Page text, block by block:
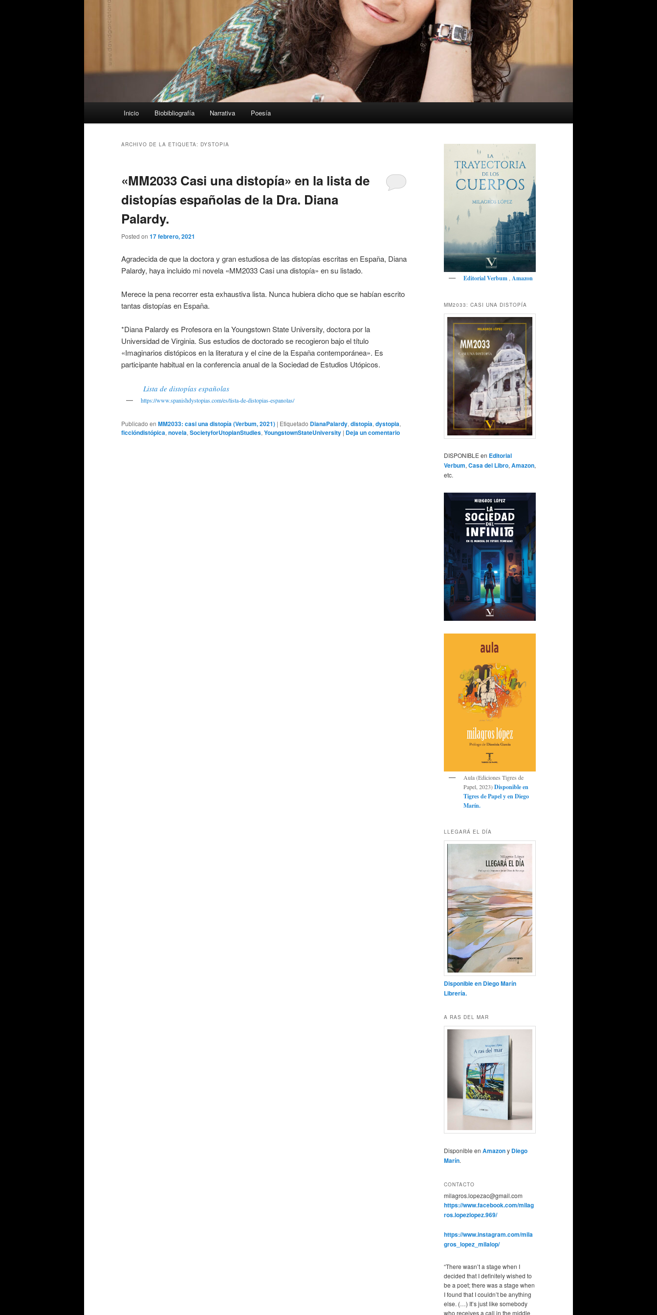
Inicio Biobibliografía Narrativa Poesía
ARCHIVO DE LA ETIQUETA: DYSTOPIA
«MM2033 Casi una distopía» en la lista de
distopías españolas de la Dra. Diana
Palardy.
Posted on 17 febrero, 2021
Agradecida de que la doctora y gran estudiosa de las distopías escritas en España, Diana
Palardy, haya incluido mi novela «MM2033 Casi una distopía» en su listado.
Merece la pena recorrer esta exhaustiva lista. Nunca hubiera dicho que se habían escrito
tantas distopías en España.
*Diana Palardy es Profesora en la Youngstown State University, doctora por la
Universidad de Virginia. Sus estudios de doctorado se recogieron bajo el título
«Imaginarios distópicos en la literatura y el cine de la España contemporánea». Es
participante habitual en la conferencia anual de la Sociedad de Estudios Utópicos.
Lista de distopías españolas
https://www.spanishdystopias.com/es/lista-de-distopias-espanolas/
Publicado en MM2033: casi una distopía (Verbum, 2021) | Etiquetado DianaPalardy, distopía, dystopia,
ficcióndistópica, novela, SocietyforUtopianStudies, YoungstownStateUniversity | Deja un comentario
Editorial Verbum,Amazon
MM2033: CASI UNA DISTOPÍA
DISPONIBLE en Editorial
Verbum, Casa del Libro, Amazon,
etc.
Aula (Ediciones Tigres de
Papel, 2023)Disponible en
Tigres de Papely enDiego
Marín.
LLEGARÁ EL DÍA
Disponible en Diego Marín
Librería.
A RAS DEL MAR
Disponible en Amazony Diego
Marín.
CONTACTO
milagros.lopezac@gmail.com
https://www.facebook.com/milag
ros.lopezlopez.969/
https://www.instagram.com/mila
gros_lopez_milalop/
“There wasn’t a stage when I
decided that I definitely wished to
be a poet; there was a stage when
I found that I couldn’t be anything
else. (…) It’s just like somebody
who receives a call in the middle